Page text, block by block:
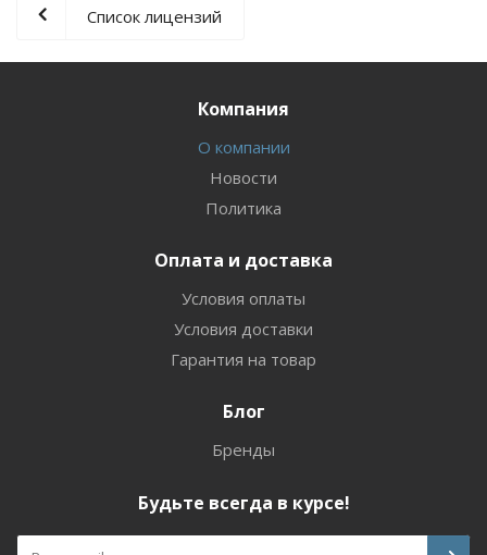
Список лицензий
Компания
О компании
Новости
Политика
Оплата и доставка
Условия оплаты
Условия доставки
Гарантия на товар
Блог
Бренды
Будьте всегда в курсе!